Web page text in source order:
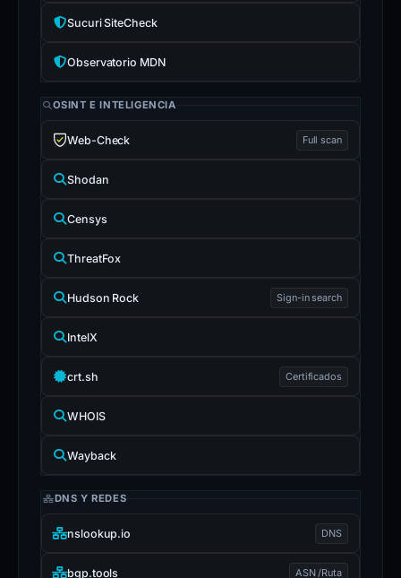
Sucuri SiteCheck
Observatorio MDN
OSINT E INTELIGENCIA
Web-Check Full scan
Shodan
Censys
ThreatFox
Hudson Rock Sign-in search
IntelX
crt.sh Certificados
WHOIS
Wayback
DNS Y REDES
nslookup.io DNS
bgp.tools ASN /Ruta